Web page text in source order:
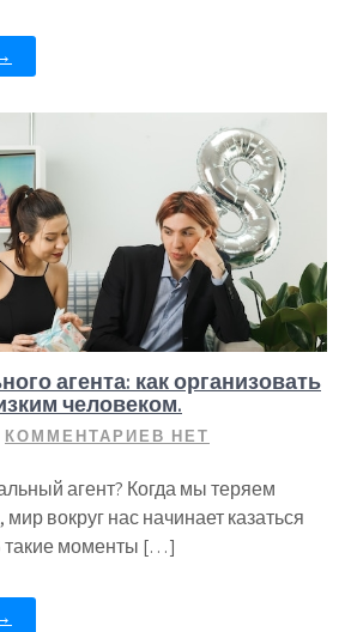
агента: как организовать
человеком.
КОММЕНТАРИЕВ НЕТ
агент? Когда мы теряем
мир вокруг нас начинает казаться
такие моменты […]